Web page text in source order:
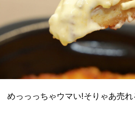
めっっっちゃウマい!そりゃあ売れ